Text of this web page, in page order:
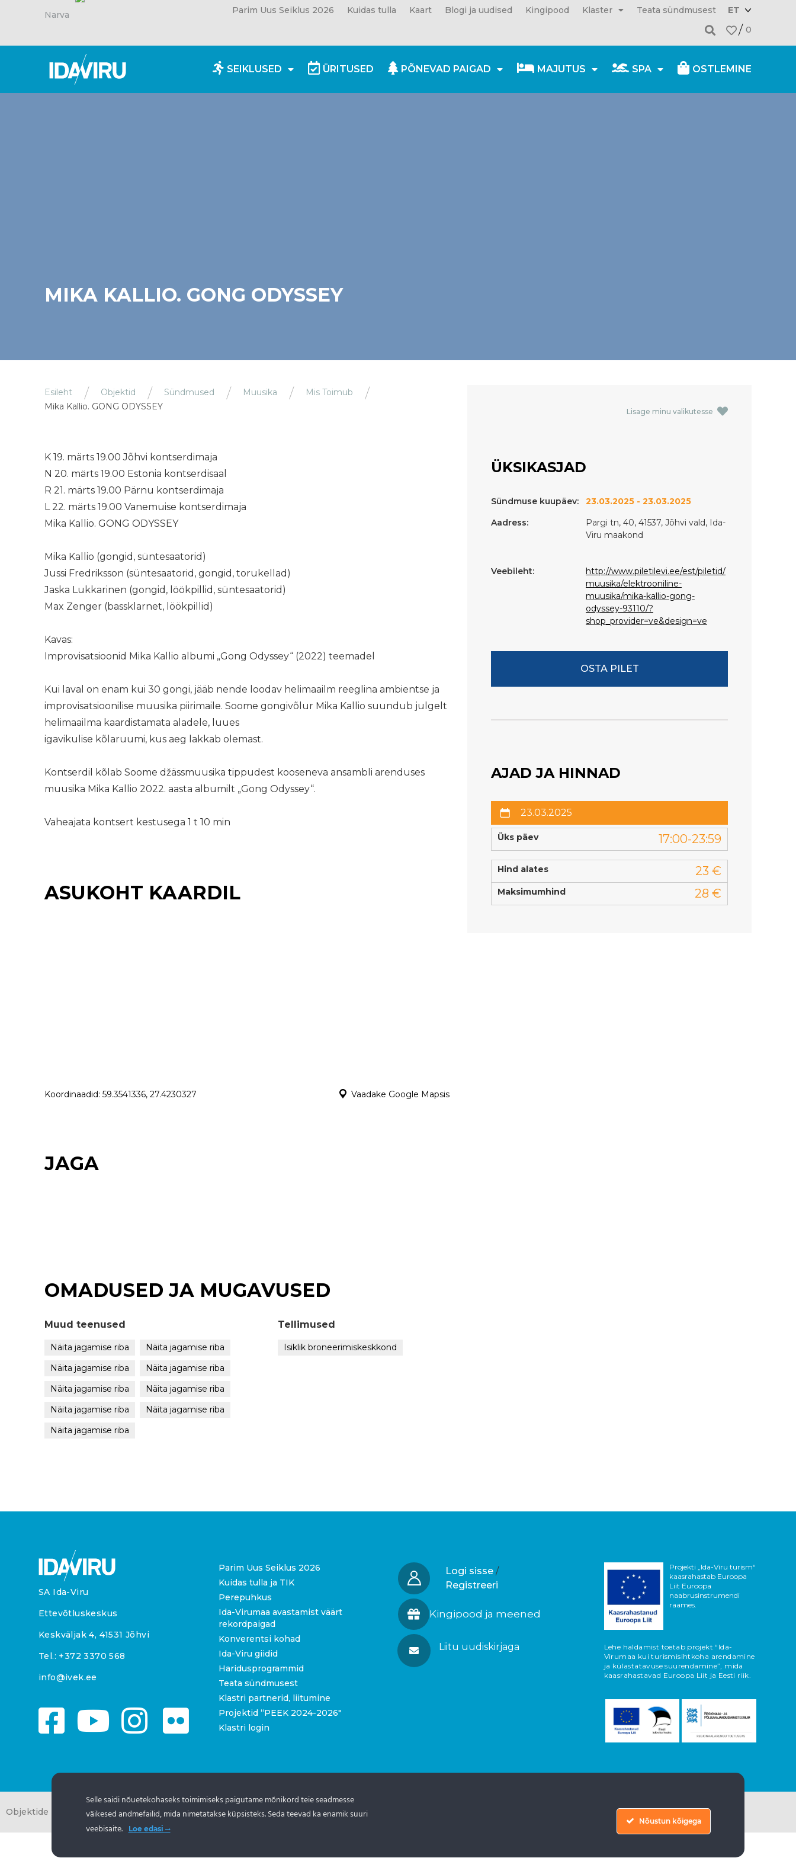
Narva Parim Uus Seiklus 2026 Kuidas tulla Kaart Blogi ja uudised Kingipood Klaster Teata sündmusest
ET
0
SEIKLUSED ÜRITUSED PÕNEVAD PAIGAD MAJUTUS SPA OSTLEMINE
MIKA KALLIO. GONG ODYSSEY
Esileht Objektid Sündmused Muusika
Mis Toimub
Mika Kallio. GONG ODYSSEY
K 19. märts 19.00 Jõhvi kontserdimaja
N 20. märts 19.00 Estonia kontserdisaal
R 21. märts 19.00 Pärnu kontserdimaja
L 22. märts 19.00 Vanemuise kontserdimaja
Mika Kallio. GONG ODYSSEY
Mika Kallio (gongid, süntesaatorid)
Jussi Fredriksson (süntesaatorid, gongid, torukellad)
Jaska Lukkarinen (gongid, löökpillid, süntesaatorid)
Max Zenger (bassklarnet, löökpillid)
Kavas:
Improvisatsioonid Mika Kallio albumi „Gong Odyssey“ (2022) teemadel
Kui laval on enam kui 30 gongi, jääb nende loodav helimaailm reeglina ambientse ja
improvisatsioonilise muusika piirimaile. Soome gongivõlur Mika Kallio suundub julgelt
helimaailma kaardistamata aladele, luues
igavikulise kõlaruumi, kus aeg lakkab olemast.
Kontserdil kõlab Soome džässmuusika tippudest kooseneva ansambli arenduses
muusika Mika Kallio 2022. aasta albumilt „Gong Odyssey“.
Vaheajata kontsert kestusega 1 t 10 min
ASUKOHT KAARDIL
Koordinaadid: 59.3541336, 27.4230327 Vaadake Google Mapsis
JAGA
Lisage minu valikutesse
ÜKSIKASJAD
Sündmuse kuupäev:
23.03.2025 - 23.03.2025
Aadress:
Pargi tn, 40, 41537, Jõhvi vald, Ida-
Viru maakond
Veebileht:
http://www.piletilevi.ee/est/piletid/
muusika/elektrooniline-
muusika/mika-kallio-gong-
odyssey-93110/?
shop_provider=ve&design=ve
OSTA PILET
AJAD JA HINNAD
23.03.2025
Üks päev 17:00-23:59
Hind alates 23 €
Maksimumhind 28 €
OMADUSED JA MUGAVUSED
Muud teenused
Näita jagamise riba
Näita jagamise riba
Näita jagamise riba
Näita jagamise riba
Näita jagamise riba
Näita jagamise riba
Näita jagamise riba
Näita jagamise riba
Näita jagamise riba
Tellimused
Isiklik broneerimiskeskkond
SA Ida-Viru
Ettevõtluskeskus
Keskväljak 4, 41531 Jõhvi
Tel.: +372 3370 568
info@ivek.ee
Parim Uus Seiklus 2026
Kuidas tulla ja TIK
Perepuhkus
Ida-Virumaa avastamist väärt
rekordpaigad
Konverentsi kohad
Ida-Viru giidid
Haridusprogrammid
Teata sündmusest
Klastri partnerid, liitumine
Projektid “PEEK 2024-2026″
Klastri login
Logi sisse /
Registreeri
Kingipood ja meened
Liitu uudiskirjaga
Projekti „Ida-Viru turism“
kaasrahastab Euroopa
Liit Euroopa
naabrusinstrumendi
raames.
Lehe haldamist toetab projekt “Ida-
Virumaa kui turismisihtkoha arendamine
ja külastatavuse suurendamine”, mida
kaasrahastavad Euroopa Liit ja Eesti riik.
Objektide info pärineb Eesti turismiportaalistwww.puhkaeestis.ee
Selle saidi nõuetekohaseks toimimiseks paigutame mõnikord teie seadmesse
väikesed andmefailid, mida nimetatakse küpsisteks. Seda teevad ka enamik suuri
veebisaite.
Loe edasi
Nõustun kõigega